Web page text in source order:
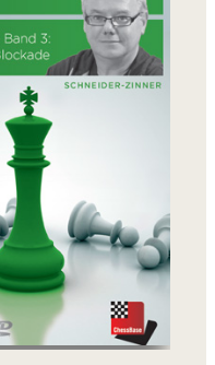
New
Products
Authors
Openings
Contact
T
&
Privacy
Policy
about
us
FAQ
licenses
Accessibility
Cookies
Management